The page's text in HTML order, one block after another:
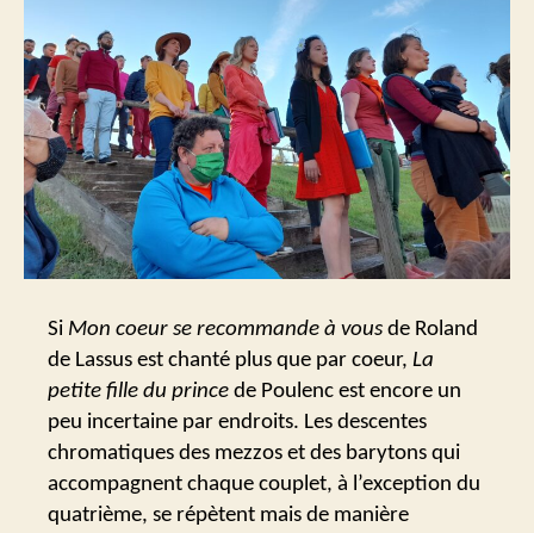
Si Mon coeur se recommande à vous de Roland
de Lassus est chanté plus que par coeur, La
petite fille du prince de Poulenc est encore un
peu incertaine par endroits. Les descentes
chromatiques des mezzos et des barytons qui
accompagnent chaque couplet, à l’exception du
quatrième, se répètent mais de manière